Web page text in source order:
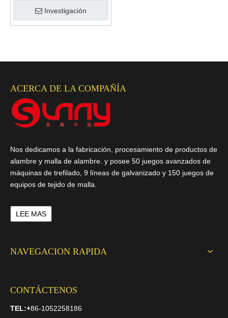
Investigación
ACERCA DE LA COMPAÑÍA
Nos dedicamos a la fabricación, procesamiento de productos de
alambre y malla de alambre. y posee 50 juegos avanzados de
máquinas de trefilado, 9 líneas de galvanizado y 150 juegos de
equipos de tejido de malla.
LEE MAS
NAVEGACION RAPIDA
CONTÁCTENOS
TEL:+86-1052258186